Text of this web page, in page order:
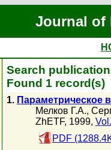
Journal of
Search
Found 1 record(s)
1. Параметрическое
Мелков Г.А.,
ZhETF, 1999,
PDF